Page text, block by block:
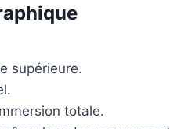
supérieure.
totale.